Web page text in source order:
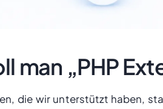
man „PHP
die wir unterstützt haben,